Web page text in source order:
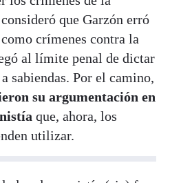
que Garzón erró
crímenes contra la
al límite penal de dictar
sabiendas. Por el camino,
su argumentación en
que, ahora, los
utilizar.